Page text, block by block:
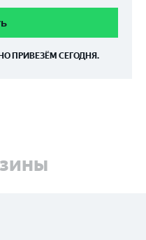
ПРИВЕЗЁМ СЕГОДНЯ.